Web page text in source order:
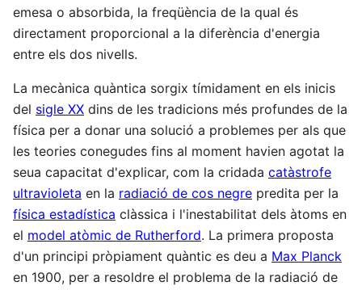
emesa o absorbida, la freqüència de la qual és
directament proporcional a la diferència d'energia
entre els dos nivells.
La mecànica quàntica sorgix tímidament en els inicis
del sigle XX dins de les tradicions més profundes de la
física per a donar una solució a problemes per als que
les teories conegudes fins al moment havien agotat la
seua capacitat d'explicar, com la cridada catàstrofe
ultravioleta en la radiació de cos negre predita per la
física estadística clàssica i l'inestabilitat dels àtoms en
el model atòmic de Rutherford. La primera proposta
d'un principi pròpiament quàntic es deu a Max Planck
en 1900, per a resoldre el problema de la radiació de